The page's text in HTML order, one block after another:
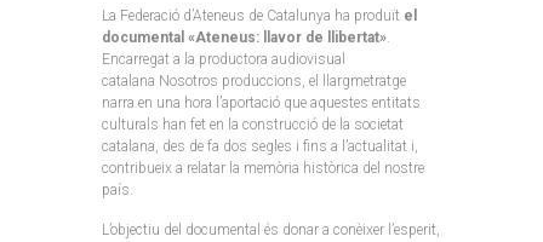
La Federació d’Ateneus de Catalunya ha produït el
documental «Ateneus: llavor de llibertat».
Encarregat a la productora audiovisual
catalana Nosotros produccions, el llargmetratge
narra en una hora l’aportació que aquestes entitats
culturals han fet en la construcció de la societat
catalana, des de fa dos segles i fins a l’actualitat i,
contribueix a relatar la memòria històrica del nostre
país.
L’objectiu del documental és donar a conèixer l’esperit,